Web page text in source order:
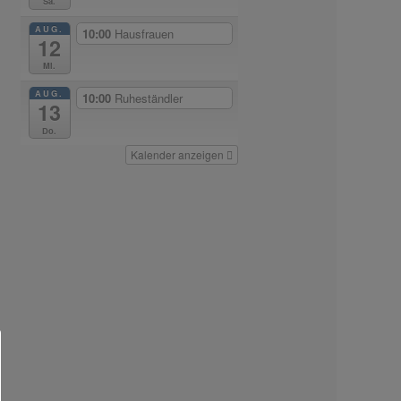
AUG.
12
Mi.
10:00 Hausfrauen
AUG.
13
Do.
10:00 Ruheständler
Kalender anzeigen